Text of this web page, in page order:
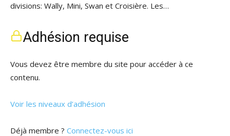
divisions: Wally, Mini, Swan et Croisière. Les…
Adhésion requise
Vous devez être membre du site pour accéder à ce
contenu.
Voir les niveaux d’adhésion
Déjà membre ? Connectez-vous ici